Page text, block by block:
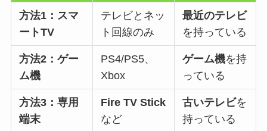
方法1：スマ
ートTV
テレビとネッ
ト回線のみ
最近のテレビ
を持っている
方法2：ゲー
ム機
PS4/PS5、
Xbox
ゲーム機を持
っている
方法3：専用
端末
Fire TV Stick
など
古いテレビを
持っている